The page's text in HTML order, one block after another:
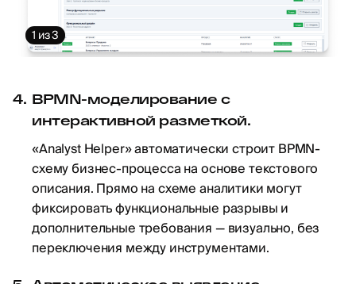
1 из 3
BPMN-моделирование с
интерактивной разметкой.
«Analyst Helper» автоматически строит BPMN-
схему бизнес-процесса на основе текстового
описания. Прямо на схеме аналитики могут
фиксировать функциональные разрывы и
дополнительные требования — визуально, без
переключения между инструментами.